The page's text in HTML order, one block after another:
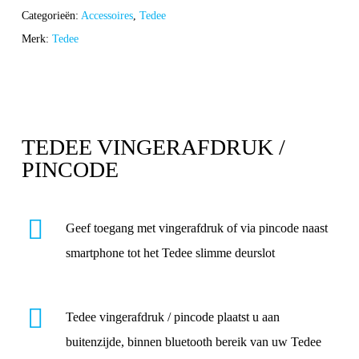
Categorieën: Accessoires, Tedee
Merk: Tedee
TEDEE VINGERAFDRUK /
PINCODE
Geef toegang met vingerafdruk of via pincode naast
smartphone tot het Tedee slimme deurslot
Tedee vingerafdruk / pincode plaatst u aan
buitenzijde, binnen bluetooth bereik van uw Tedee